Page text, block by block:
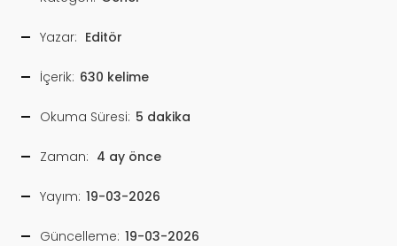
Yazar: Editör
İçerik: 630 kelime
Okuma Süresi: 5 dakika
Zaman: 4 ay önce
Yayım: 19-03-2026
Güncelleme: 19-03-2026